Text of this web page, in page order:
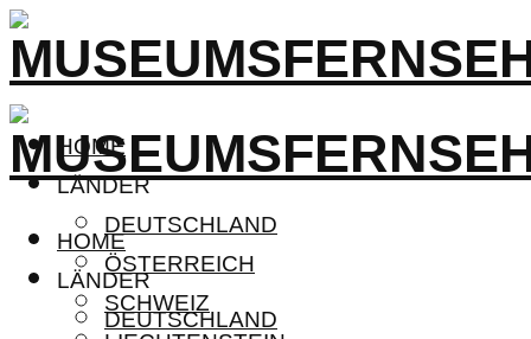
HOME
LÄNDER
DEUTSCHLAND
ÖSTERREICH
SCHWEIZ
HOME
LÄNDER
DEUTSCHLAND